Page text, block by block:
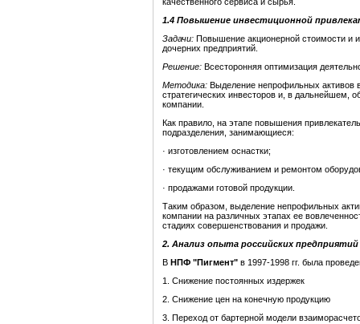
1.4 Повышение инвестиционной
Задачи: Повышение акционерной стоимости и
дочерних предприятий.
Решение: Всесторонняя оптимизация
Методика: Выделение непрофильных активов
стратегических инвесторов и, в дальнейшем,
компании.
Как правило, на этапе повышения
подразделения, занимающиеся:
· изготовлением оснастки;
· текущим обслуживанием и ремонтом
· продажами готовой продукции.
Таким образом, выделение непрофильных
компании на различных этапах ее
стадиях совершенствования и продажи.
2. Анализ опыта российских предприятий
В НПФ "Пигмент" в 1997-1998 гг. была
1. Снижение постоянных издержек
2. Снижение цен на конечную продукцию
3. Переход от бартерной модели